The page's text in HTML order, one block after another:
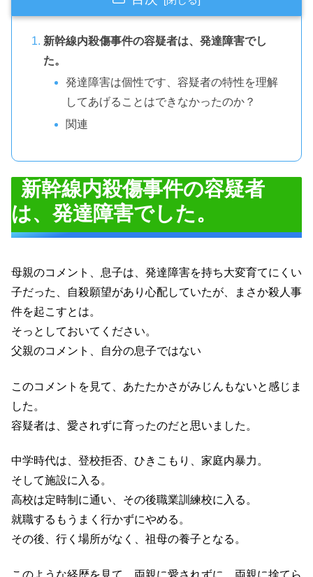
新幹線内殺傷事件の容疑者は、発達障害でし
た。
発達障害は個性です、容疑者の特性を理解
してあげることはできなかったのか？
関連
新幹線内殺傷事件の容疑者
は、発達障害でした。
母親のコメント、息子は、発達障害を持ち大変育てにくい
子だった、自殺願望があり心配していたが、まさか殺人事
件を起こすとは。
そっとしておいてください。
父親のコメント、自分の息子ではない
このコメントを見て、あたたかさがみじんもないと感じま
した。
容疑者は、愛されずに育ったのだと思いました。
中学時代は、登校拒否、ひきこもり、家庭内暴力。
そして施設に入る。
高校は定時制に通い、その後職業訓練校に入る。
就職するもうまく行かずにやめる。
その後、行く場所がなく、祖母の養子となる。
このような経歴を見て、両親に愛されずに、両親に捨てら